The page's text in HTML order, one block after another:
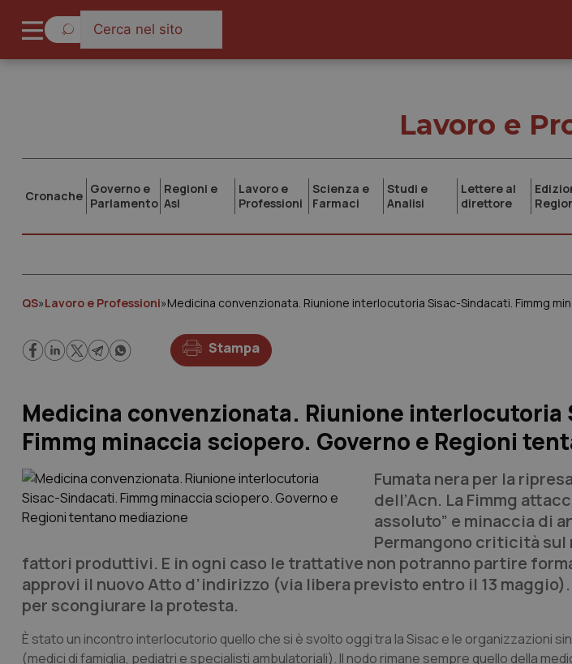
Lavoro e
Cronache Governo e
Parlamento
Regioni e
Asl
Lavoro e
Professioni
Scienza e
Farmaci
Studi e
Analisi
Lettere al
direttore
QS»Lavoro e Professioni»
Stampa
Medicina convenzionata. Riunione interlocutoria
Fimmg minaccia sciopero. Governo e Regioni
Fumata nera per la
dell’Acn. La Fimmg
assoluto” e minaccia di
Permangono criticità sul
fattori produttivi. E in ogni caso le trattative non potranno partire
approvi il nuovo Atto d’indirizzo (via libera previsto entro il 13
per scongiurare la protesta.
È stato un incontro interlocutorio quello che si è svolto oggi tra la Sisac e le organizzazioni
(medici di famiglia, pediatri e specialisti ambulatoriali). Il nodo rimane sempre quello della